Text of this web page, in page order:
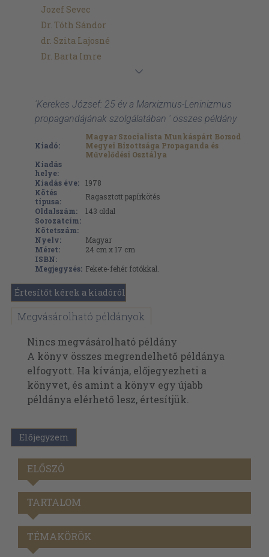
Jozef Sevec
Dr. Tóth Sándor
dr. Szita Lajosné
Dr. Barta Imre
'Kerekes József: 25 év a Marxizmus-Leninizmus
propagandájának szolgálatában ' összes példány
Kiadó:
Magyar Szocialista Munkáspárt Borsod
Megyei Bizottsága Propaganda és
Művelődési Osztálya
Kiadás
helye:
Kiadás éve:
1978
Kötés
típusa:
Ragasztott papírkötés
Oldalszám:
143 oldal
Sorozatcím:
Kötetszám:
Nyelv:
Magyar
Méret:
24 cm x 17 cm
ISBN:
Megjegyzés: Fekete-fehér fotókkal.
Értesítőt kérek a kiadóról
Megvásárolható példányok
Nincs megvásárolható példány
A könyv összes megrendelhető példánya
elfogyott. Ha kívánja, előjegyezheti a
könyvet, és amint a könyv egy újabb
példánya elérhető lesz, értesítjük.
Előjegyzem
ELŐSZÓ
TARTALOM
TÉMAKÖRÖK